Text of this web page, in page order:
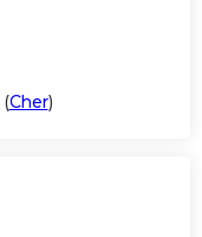
(Cher)